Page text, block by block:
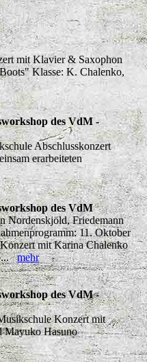
mit Klavier & Saxophon
Klasse: K. Chalenko,
des VdM -
Abschlusskonzert
erarbeiteten
des VdM
Nordenskjöld, Friedemann
11. Oktober
mit Karina Chalenko
mehr
des VdM -
Konzert mit
Mayuko Hasuno